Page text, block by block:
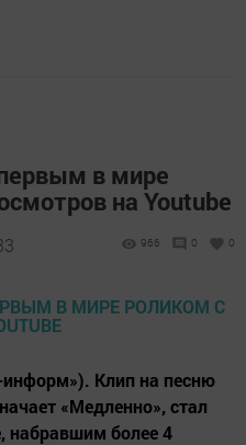
в мире
на Youtube
966 0 0
информ»). Клип на песню
«Медленно», стал
набравшим более 4